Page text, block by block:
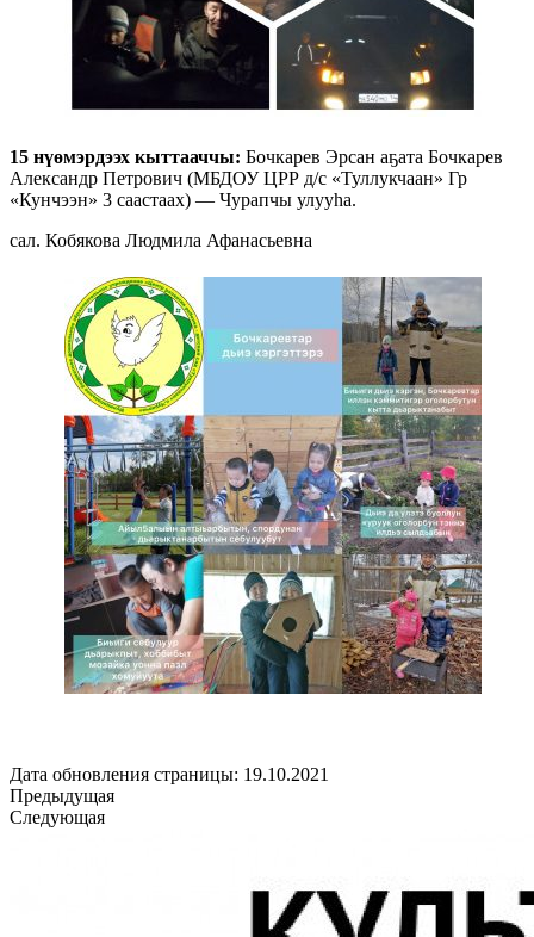
15 нүөмэрдээх кыттааччы: Бочкарев Эрсан аҕата Бочкарев
Александр Петрович (МБДОУ ЦРР д/с «Туллукчаан» Гр
«Кунчээн» 3 саастаах) — Чурапчы улууһа.
сал. Кобякова Людмила Афанасьевна
Дата обновления страницы: 19.10.2021
Предыдущая
Следующая